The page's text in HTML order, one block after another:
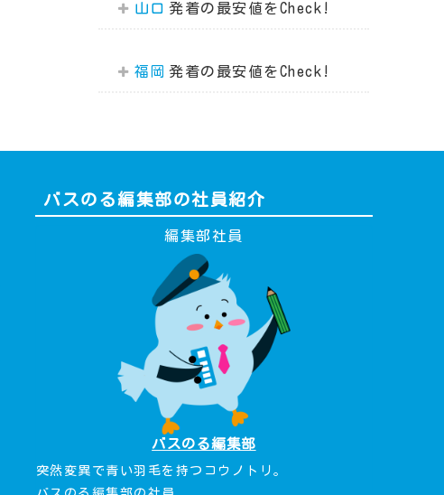
山口
福岡
バスのる編集部の社員紹介
編集部社員
バスのる編集部
突然変異で青い羽毛を持つコウノトリ。